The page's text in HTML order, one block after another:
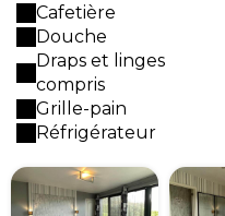
Cafetière
Douche
Draps et linges
compris
Grille-pain
Réfrigérateur